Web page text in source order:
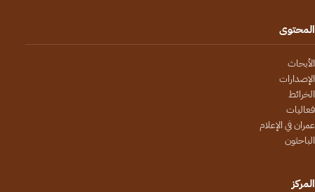
المحتوى
الأبحاث
الإصدارات
الخرائط
فعاليات
عمران في الإعلام
الباحثون
المركز